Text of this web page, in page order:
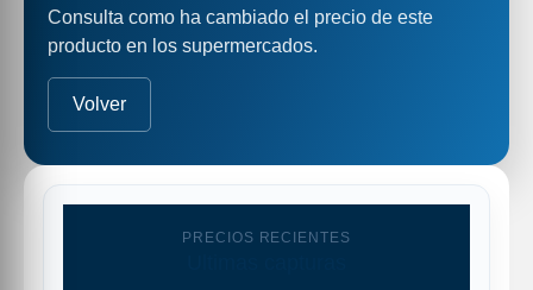
Consulta como ha cambiado el precio de este
producto en los supermercados.
Volver
PRECIOS RECIENTES